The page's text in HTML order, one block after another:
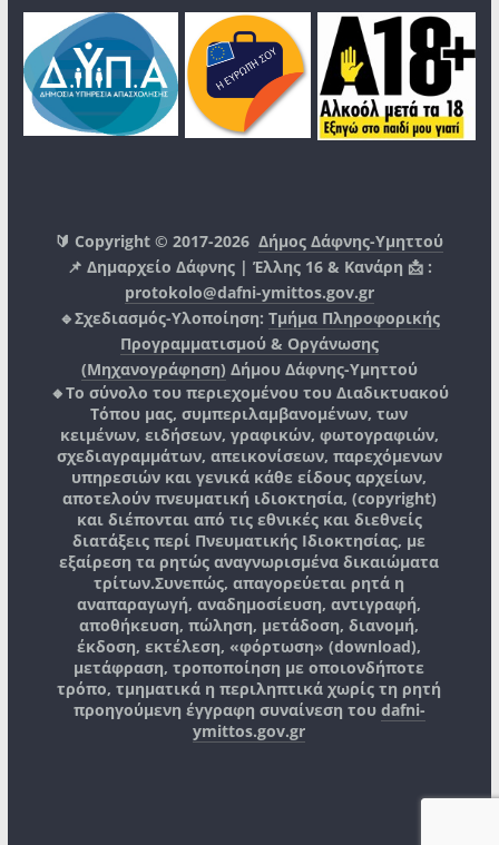
🔰 Copyright © 2017-2026Δήμος Δάφνης-Υμηττού
📌 Δημαρχείο Δάφνης | Έλλης 16 & Κανάρη 📩 :
protokolo@dafni-ymittos.gov.gr
🔹Σχεδιασμός-Υλοποίηση: Τμήμα Πληροφορικής
Προγραμματισμού & Οργάνωσης
(Μηχανογράφηση) Δήμου Δάφνης-Υμηττού
🔸Το σύνολο του περιεχομένου του Διαδικτυακού
Τόπου μας, συμπεριλαμβανομένων, των
κειμένων, ειδήσεων, γραφικών, φωτογραφιών,
σχεδιαγραμμάτων, απεικονίσεων, παρεχόμενων
υπηρεσιών και γενικά κάθε είδους αρχείων,
αποτελούν πνευματική ιδιοκτησία, (copyright)
και διέπονται από τις εθνικές και διεθνείς
διατάξεις περί Πνευματικής Ιδιοκτησίας, με
εξαίρεση τα ρητώς αναγνωρισμένα δικαιώματα
τρίτων.Συνεπώς, απαγορεύεται ρητά η
αναπαραγωγή, αναδημοσίευση, αντιγραφή,
αποθήκευση, πώληση, μετάδοση, διανομή,
έκδοση, εκτέλεση, «φόρτωση» (download),
μετάφραση, τροποποίηση με οποιονδήποτε
τρόπο, τμηματικά η περιληπτικά χωρίς τη ρητή
προηγούμενη έγγραφη συναίνεση του dafni-
ymittos.gov.gr